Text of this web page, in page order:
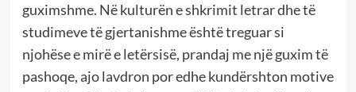
guximshme. Në kulturën e shkrimit letrar dhe të
studimeve të gjertanishme është treguar si
njohëse e mirë e letërsisë, prandaj me një guxim të
pashoqe, ajo lavdron por edhe kundërshton motive